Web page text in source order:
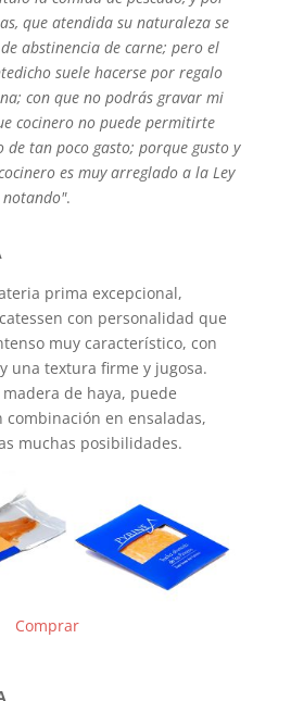
que atendida su naturaleza se
abstinencia de carne; pero el
suele hacerse por regalo
con que no podrás gravar mi
cocinero no puede permitirte
de tan poco gasto; porque gusto y
es muy arreglado a la Ley
notando".
prima excepcional,
con personalidad que
muy característico, con
una textura firme y jugosa.
de haya, puede
en ensaladas,
muchas posibilidades.
Comprar